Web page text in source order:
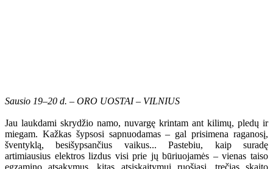
Sausio 19–20 d. – ORO UOSTAI – VILNIUS
Jau laukdami skrydžio namo, nuvargę krintam ant kilimų, pledų ir
miegam. Kažkas šypsosi sapnuodamas – gal prisimena raganosį,
šventyklą, besišypsančius vaikus... Pastebiu, kaip suradę
artimiausius elektros lizdus visi prie jų būriuojamės – vienas taiso
egzamino atsakymus, kitas atsiskaitymui ruošiasi, trečias skaito